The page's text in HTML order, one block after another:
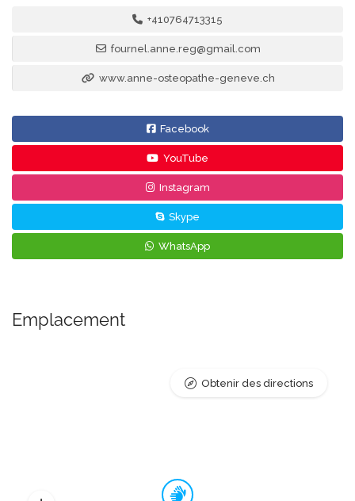
+410764713315
fournel.anne.reg@gmail.com
www.anne-osteopathe-geneve.ch
Facebook
YouTube
Instagram
Skype
WhatsApp
Emplacement
Obtenir des directions